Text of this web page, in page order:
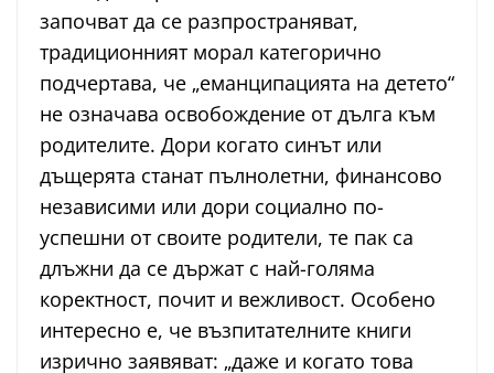
започват да се разпространяват,
традиционният морал категорично
подчертава, че „еманципацията на детето“
не означава освобождение от дълга към
родителите. Дори когато синът или
дъщерята станат пълнолетни, финансово
независими или дори социално по-
успешни от своите родители, те пак са
длъжни да се държат с най-голяма
коректност, почит и вежливост. Особено
интересно е, че възпитателните книги
изрично заявяват: „даже и когато това